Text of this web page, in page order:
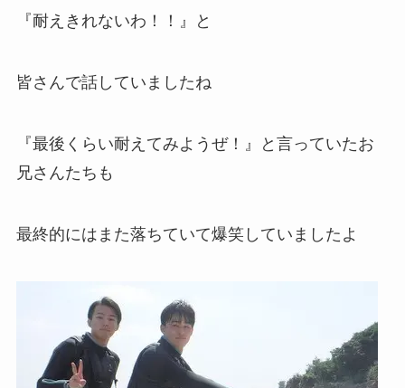
『耐えきれないわ！！』と
皆さんで話していましたね
『最後くらい耐えてみようぜ！』と言っていたお
兄さんたちも
最終的にはまた落ちていて爆笑していましたよ